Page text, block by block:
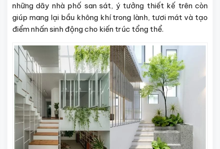
những dãy nhà phố san sát, ý tưởng thiết kế trên còn
giúp mang lại bầu không khí trong lành, tươi mát và tạo
điểm nhấn sinh động cho kiến trúc tổng thể.